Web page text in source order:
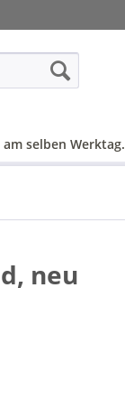
selben Werktag.
neu